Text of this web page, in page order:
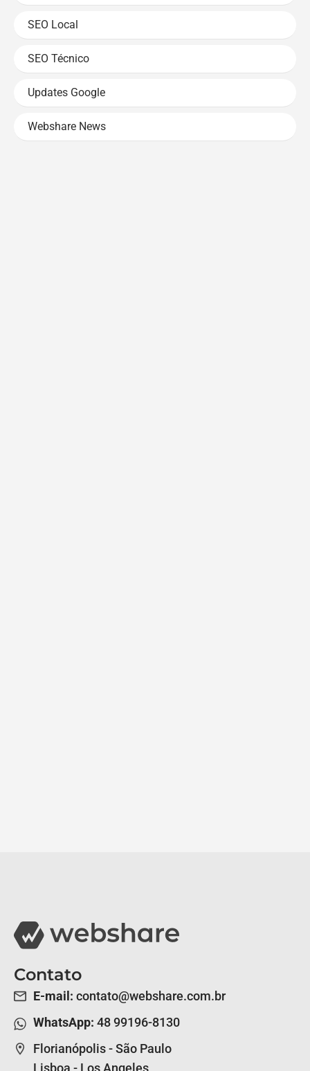
SEO Local
SEO Técnico
Updates Google
Webshare News
Contato
E-mail: contato@webshare.com.br
WhatsApp: 48 99196-8130
Florianópolis - São Paulo
Lisboa - Los Angeles